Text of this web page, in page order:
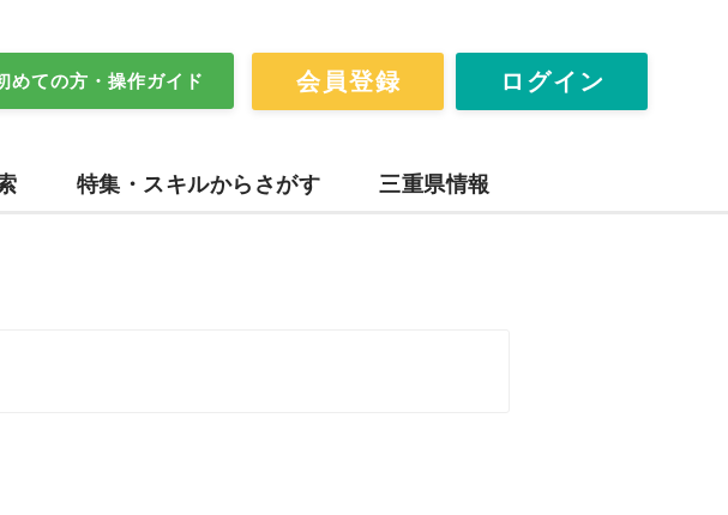
めての方・操作ガイド 会員登録 ログイン
特集・スキルからさがす 三重県情報